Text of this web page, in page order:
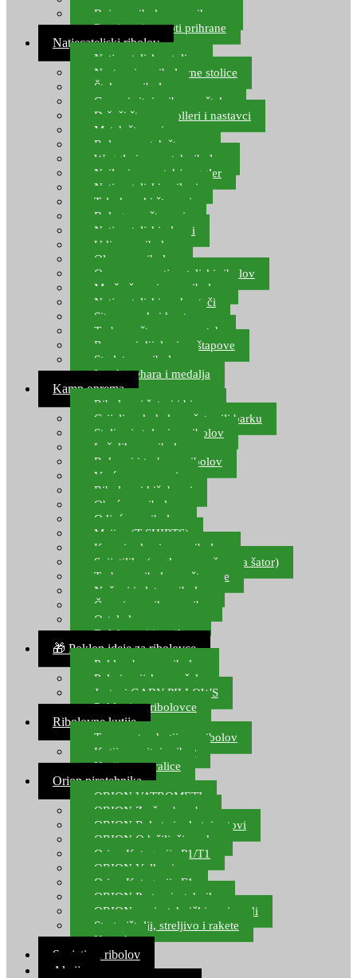
Boje za ribolovnu prihranu
Provjereni recepti prihrane
Natjecateljski ribolov
Natjecateljske stolice
Nastavci za ribolovne stolice
Šteke za ribolov
Gume i sitni pribor za šteku
Držači štapova rolleri i nastavci
Match štapovi
Role za match štapove
Waggleri za match ribolov
Najloni za match/waggler
Natjecateljski najloni
Teleskopski štapovi
Bolognese štapovi
Natjecateljski plovci
Udice za ribolov
Olovo za ribolov
Oprema za natjecateljski ribolov
Mreže čuvarice za ribolov
Natjecateljski podmetači
Sito, posude i kante
Torbe za štapove – match
Rezervni dijelovi za štapove
Starlete za ribolov
Izrada pehara i medalja
Kamp oprema
Ribolovni šatori i bivvy
Grijalice, kuhala za šator ili barku
Stolice i stolovi za ribolov
Ležaljke za ribolov
Ruksaci i torbe za ribolov
Vreće za spavanje
Ribolovni kišobrani
Obuća za ribolov
Odjeća za ribolov
Majice (T-SHIRTS)
Kape i rukavice za ribolov
Svijetiljke (naglavne, ručne, za šator)
Torbe za ribolovne štapove
Noževi i alat za ribolov
Čamci za prihranu ribe
Ostala kamp oprema
Dalekozori i optika
🎁 Poklon ideje za ribolovce
Poklon bon za ribolov
Polarizacijske naočale
Jastuci GABY PILLOWS
Pokloni za ribolovce
Ribolovne kutije
Transportne kutije za ribolov
Kutije za sitni pribor
Kutije za varalice
Orion pirotehnika
ORION VATROMETI
ORION Zračne bombe
ORION Rakete i raketni setovi
ORION Odašiljači zvuka
Orion Kategorija P1/T1
ORION Vulkani
Orion Kategorija F1
ORION Party pirotehnika
ORION nepirotehnički proizvodi
Start pištolji, streljivo i rakete
Kontakt
Savjeti za ribolov
Akcija